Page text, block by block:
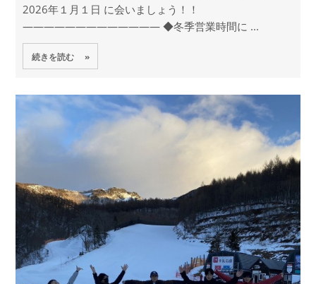
2026年１月１日 に会いましょう！！
————————————— ◆冬季営業時間に ...
続きを読む »